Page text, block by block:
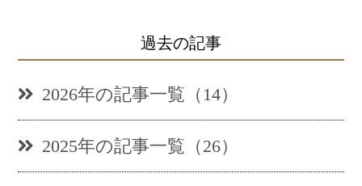
過去の記事
2026年の記事一覧（14）
2025年の記事一覧（26）